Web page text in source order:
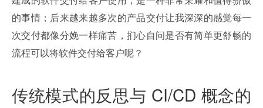
的事情；后来越来越多次的产品交付让我深深的感觉每一
次交付都像分娩一样痛苦，扪心自问是否有简单更舒畅的
流程可以将软件交付给客户呢？
传统模式的反思与 CI/CD 概念的